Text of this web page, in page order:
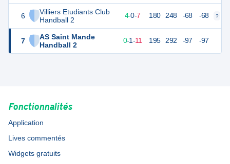
6
Villiers Etudiants Club
Handball 2
7
AS Saint Mande
Handball 2
19 11 4-0-7 180 248 -68 -68 ?
13 0-1-11 195 292 -97 -97
Fonctionnalités
Application
Lives commentés
Widgets gratuits